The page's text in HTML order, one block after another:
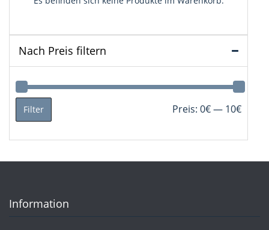
Nach Preis filtern
Min.
Max.
Filter Preis: 0€— 10€
Information